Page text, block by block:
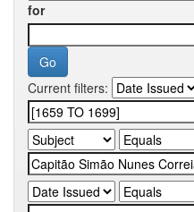
for
Current filters: